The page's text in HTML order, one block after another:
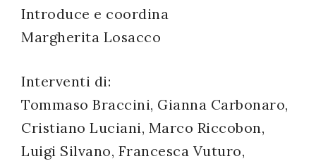
Introduce e coordina
Margherita Losacco
Interventi di:
Tommaso Braccini, Gianna Carbonaro,
Cristiano Luciani, Marco Riccobon,
Luigi Silvano, Francesca Vuturo,